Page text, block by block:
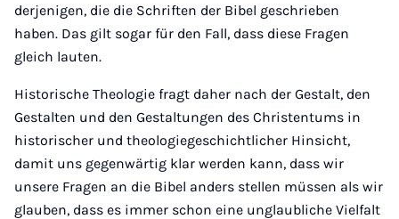
derjenigen, die die Schriften der Bibel geschrieben
haben. Das gilt sogar für den Fall, dass diese Fragen
gleich lauten.
Historische Theologie fragt daher nach der Gestalt, den
Gestalten und den Gestaltungen des Christentums in
historischer und theologiegeschichtlicher Hinsicht,
damit uns gegenwärtig klar werden kann, dass wir
unsere Fragen an die Bibel anders stellen müssen als wir
glauben, dass es immer schon eine unglaubliche Vielfalt